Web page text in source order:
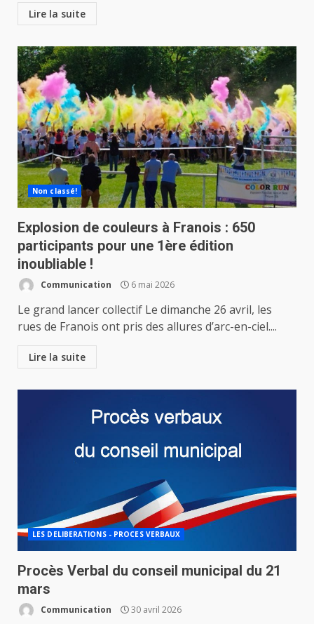
Lire la suite
Non classé!
Explosion de couleurs à Franois : 650
participants pour une 1ère édition
inoubliable !
Communication 6 mai 2026
Le grand lancer collectif Le dimanche 26 avril, les
rues de Franois ont pris des allures d’arc-en-ciel....
Lire la suite
LES DELIBERATIONS - PROCES VERBAUX
Procès Verbal du conseil municipal du 21
mars
Communication 30 avril 2026